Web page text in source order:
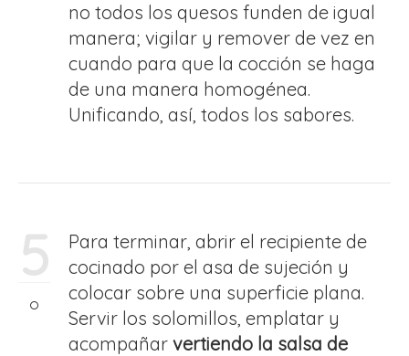
no todos los quesos funden de igual
manera; vigilar y remover de vez en
cuando para que la cocción se haga
de una manera homogénea.
Unificando, así, todos los sabores.
5
Para terminar, abrir el recipiente de
cocinado por el asa de sujeción y
colocar sobre una superficie plana.
Servir los solomillos, emplatar y
acompañar vertiendo la salsa de